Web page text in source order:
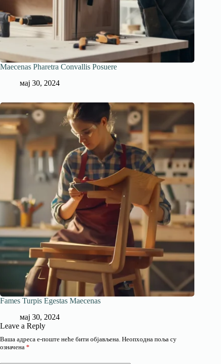
Maecenas Pharetra Convallis Posuere
мај 30, 2024
Fames Turpis Egestas Maecenas
мај 30, 2024
Leave a Reply
Ваша адреса е-поште неће бити објављена. Неопходна поља су
означена *